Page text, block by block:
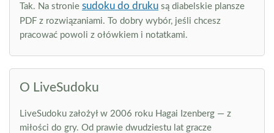
Tak. Na stronie sudoku do druku są diabelskie plansze
PDF z rozwiązaniami. To dobry wybór, jeśli chcesz
pracować powoli z ołówkiem i notatkami.
O LiveSudoku
LiveSudoku założył w 2006 roku Hagai Izenberg — z
miłości do gry. Od prawie dwudziestu lat gracze